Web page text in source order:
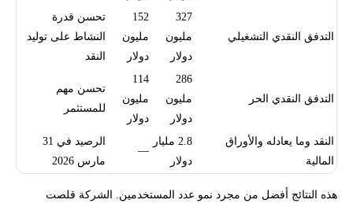
التدفق النقدي التشغيلي
327
مليون
دولار
152
مليون
دولار
تحسن قدرة
النشاط على توليد
النقد
التدفق النقدي الحر
286
مليون
دولار
114
مليون
دولار
تحسن مهم
للمستثمر
النقد وما يعادله والأوراق
المالية
2.8 مليار
دولار
—
الرصيد في 31
مارس 2026
هذه النتائج أفضل من مجرد نمو عدد المستخدمين. الشركة قلصت